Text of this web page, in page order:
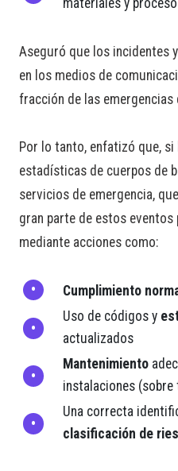
materiales y
Aseguró que los incidentes
en los medios de
fracción de las
Por lo tanto, enfatizó que, si
estadísticas de cuerpos de
servicios de emergencia,
gran parte de estos
mediante acciones como:
Cumplimiento
Uso de códigos y
actualizados
Mantenimiento
instalaciones
Una correcta
clasificación de